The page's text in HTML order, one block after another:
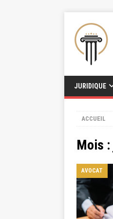
JURIDIQUE
ACCUEIL
Mois :
AVOCAT